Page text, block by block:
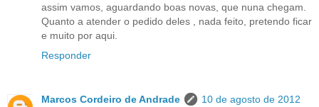
assim vamos, aguardando boas novas, que nuna chegam.
Quanto a atender o pedido deles , nada feito, pretendo ficar
e muito por aqui.
Responder
Marcos Cordeiro de Andrade
10 de agosto de 2012